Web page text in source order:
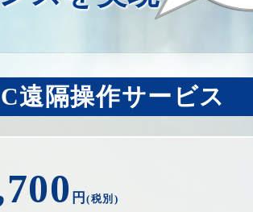
遠隔操作サービス
円(税別)